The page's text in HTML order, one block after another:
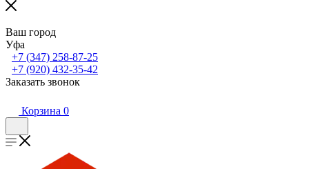
Ваш город
Уфа
+7 (347) 258-87-25
+7 (920) 432-35-42
Заказать звонок
Корзина 0